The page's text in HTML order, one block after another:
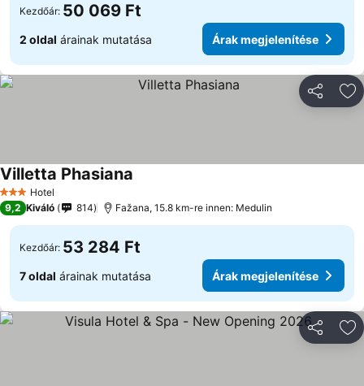
Kezdőár: 50 069 Ft
2 oldal árainak mutatása Árak megjelenítése
3 Kategória
Hotel
Villetta Phasiana
9,2 Kiváló 814 Fažana, 15.8 km-re innen: Medulin
Kezdőár: 53 284 Ft
7 oldal árainak mutatása Árak megjelenítése